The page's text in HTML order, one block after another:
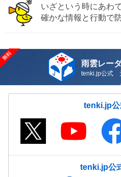
いざという時にあわ
確かな情報と行動で
雨雲レー
tenki.jp公式
tenki.jp公
tenki.jp公